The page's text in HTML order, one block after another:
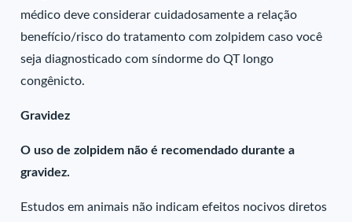
médico deve considerar cuidadosamente a relação
benefício/risco do tratamento com zolpidem caso você
seja diagnosticado com síndorme do QT longo
congênicto.
Gravidez
O uso de zolpidem não é recomendado durante a
gravidez.
Estudos em animais não indicam efeitos nocivos diretos